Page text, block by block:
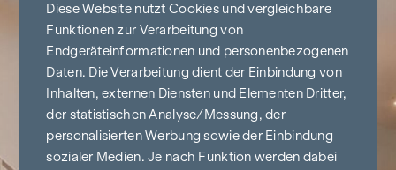
Diese Website nutzt Cookies und vergleichbare
Funktionen zur Verarbeitung von
Endgeräteinformationen und personenbezogenen
Daten. Die Verarbeitung dient der Einbindung von
Inhalten, externen Diensten und Elementen Dritter,
der statistischen Analyse/Messung, der
personalisierten Werbung sowie der Einbindung
sozialer Medien. Je nach Funktion werden dabei